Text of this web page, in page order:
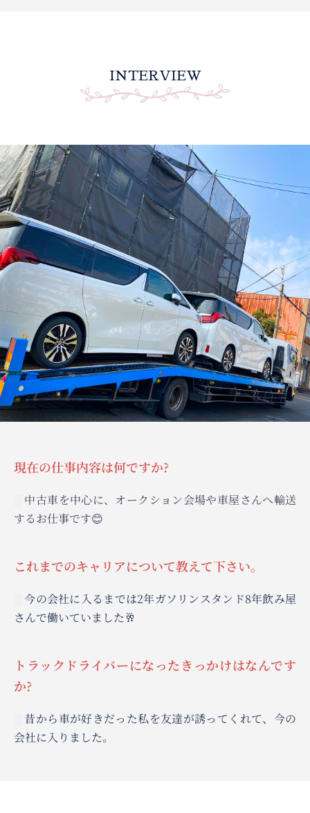
INTERVIEW
現在の仕事内容は何ですか?
中古車を中心に、オークション会場や車屋さんへ輸送
するお仕事です😊
これまでのキャリアについて教えて下さい。
今の会社に入るまでは2年ガソリンスタンド8年飲み屋
さんで働いていました🥂
トラックドライバーになったきっかけはなんです
か?
昔から車が好きだった私を友達が誘ってくれて、今の
会社に入りました。